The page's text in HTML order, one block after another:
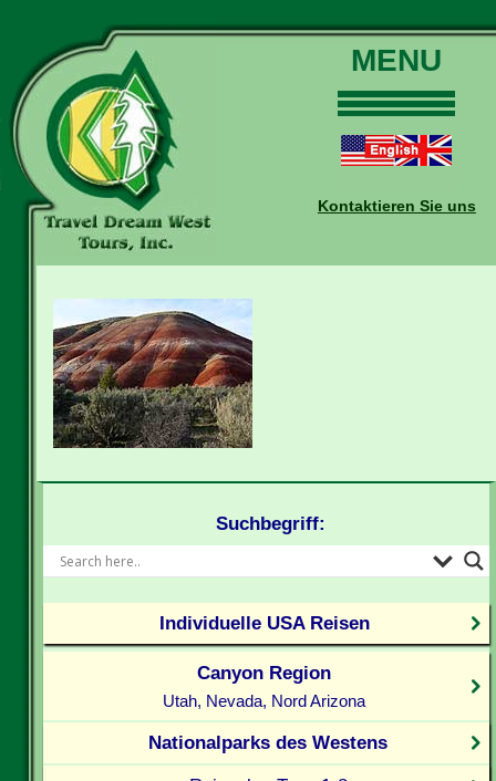
MENU
Touren
Daten und Preise
Buchungen
Kontaktieren Sie uns
Suchbegriff:
Individuelle USA Reisen
Canyon Region
Utah, Nevada, Nord Arizona
Nationalparks des Westens